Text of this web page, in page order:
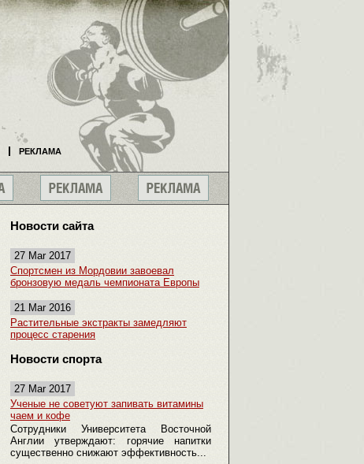
Новости сайта
27 Mar 2017
Спортсмен из Мордовии завоевал
бронзовую медаль чемпионата Европы
21 Mar 2016
Растительные экстракты замедляют
процесс старения
Новости спорта
27 Mar 2017
Ученые не советуют запивать витамины
чаем и кофе
Сотрудники Университета Восточной
Англии утверждают: горячие напитки
существенно снижают эффективность...
РЕКЛАМА